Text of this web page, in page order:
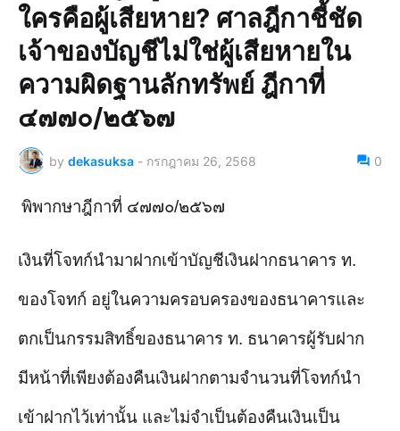
ใครคือผู้เสียหาย? ศาลฎีกาชี้ชัด
เจ้าของบัญชีไม่ใช่ผู้เสียหายใน
ความผิดฐานลักทรัพย์ ฎีกาที่
๔๗๗๐/๒๕๖๗
by dekasuksa - กรกฎาคม 26, 2568 0
พิพากษาฎีกาที่ ๔๗๗๐/๒๕๖๗
เงินที่โจทก์นำมาฝากเข้าบัญชีเงินฝากธนาคาร ท.
ของโจทก์ อยู่ในความครอบครองของธนาคารและ
ตกเป็นกรรมสิทธิ์ของธนาคาร ท. ธนาคารผู้รับฝาก
มีหน้าที่เพียงต้องคืนเงินฝากตามจำนวนที่โจทก์นำ
เข้าฝากไว้เท่านั้น และไม่จำเป็นต้องคืนเงินเป็น